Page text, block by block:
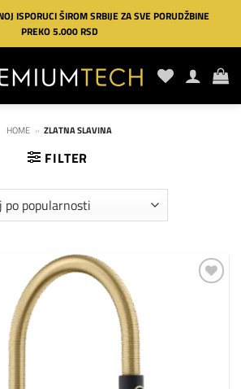
ISPORUCI ŠIROM SRBIJE ZA SVE PORUDŽBINE
PREKO 5.000 RSD
HOME » ZLATNA SLAVINA
FILTER